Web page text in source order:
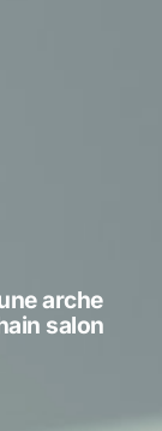
arche
salon